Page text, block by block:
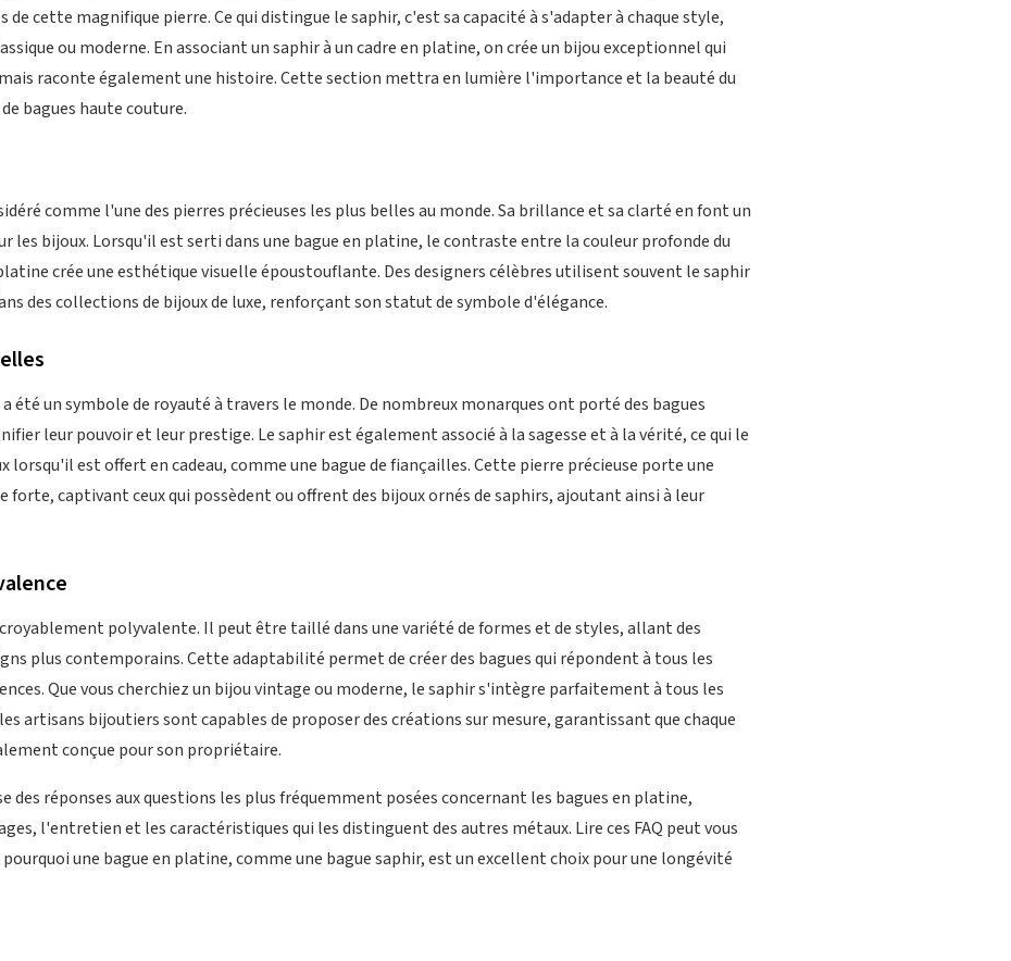
cette magnifique pierre. Ce qui distingue le saphir, c'est sa capacité à s'adapter à chaque style,
ou moderne. En associant un saphir à un cadre en platine, on crée un bijou exceptionnel qui
raconte également une histoire. Cette section mettra en lumière l'importance et la beauté du
bagues haute couture.
comme l'une des pierres précieuses les plus belles au monde. Sa brillance et sa clarté en font un
les bijoux. Lorsqu'il est serti dans une bague en platine, le contraste entre la couleur profonde du
crée une esthétique visuelle époustouflante. Des designers célèbres utilisent souvent le saphir
des collections de bijoux de luxe, renforçant son statut de symbole d'élégance.
été un symbole de royauté à travers le monde. De nombreux monarques ont porté des bagues
leur pouvoir et leur prestige. Le saphir est également associé à la sagesse et à la vérité, ce qui le
lorsqu'il est offert en cadeau, comme une bague de fiançailles. Cette pierre précieuse porte une
captivant ceux qui possèdent ou offrent des bijoux ornés de saphirs, ajoutant ainsi à leur
polyvalente. Il peut être taillé dans une variété de formes et de styles, allant des
plus contemporains. Cette adaptabilité permet de créer des bagues qui répondent à tous les
Que vous cherchiez un bijou vintage ou moderne, le saphir s'intègre parfaitement à tous les
artisans bijoutiers sont capables de proposer des créations sur mesure, garantissant que chaque
conçue pour son propriétaire.
des réponses aux questions les plus fréquemment posées concernant les bagues en platine,
l'entretien et les caractéristiques qui les distinguent des autres métaux. Lire ces FAQ peut vous
une bague en platine, comme une bague saphir, est un excellent choix pour une longévité